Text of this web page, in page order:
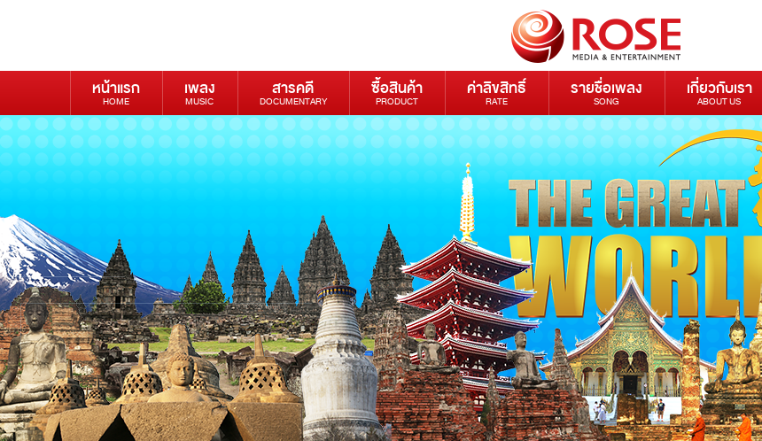
หน้าแรก
HOME
เพลง
MUSIC
สารคดี
DOCUMENTARY
ซื้อสินค้า
PRODUCT
ค่าลิขสิทธิ์
RATE
รายชื่อเพลง
SONG
เกี่ยวกับเรา
ABOUT US